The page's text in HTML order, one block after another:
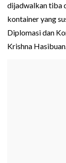
dijadwalkan tiba
kontainer yang
Diplomasi dan
Krishna